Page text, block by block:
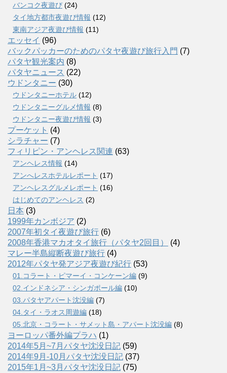
バンコク夜遊び (24)
タイ地方都市夜遊び情報 (12)
東南アジア夜遊び情報 (11)
エッセイ (96)
バックパッカーのためのパタヤ夜遊び旅行入門 (7)
パタヤ観光案内 (8)
パタヤニュース (22)
ウドンタニー (30)
ウドンタニーホテル (12)
ウドンタニーグルメ情報 (8)
ウドンタニー夜遊び情報 (3)
プーケット (4)
シラチャー (7)
フィリピン・アンヘレス関連 (63)
アンヘレス情報 (14)
アンへレスホテルレポート (17)
アンヘレスグルメレポート (16)
はじめてのアンヘレス (2)
日本 (3)
1999年カンボジア (2)
2007年初タイ夜遊び旅行 (6)
2008年香港マカオタイ旅行（パタヤ2回目）
(4)
マレー半島縦断夜遊び旅行 (4)
2012年パタヤ発アジア夜遊び紀行 (53)
01.コラート・ピマーイ・コンケーン編 (9)
02.インドネシア・シンガポール編 (10)
03.パタヤアパート沈没編 (7)
04.タイ・ラオス周遊編 (18)
05.北京・コラート・サメット島・アパート沈没編 (8)
ヨーロッパ番外編プラハ (1)
2014年5月~7月パタヤ沈没日記 (59)
2014年9月-10月パタヤ沈没日記 (37)
2015年1月~3月パタヤ沈没日記 (75)